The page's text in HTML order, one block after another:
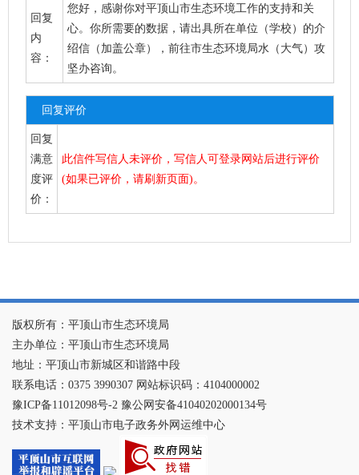
回复
内
容：
您好，感谢你对平顶山市生态环境工作的支持和关
心。你所需要的数据，请出具所在单位（学校）的介
绍信（加盖公章），前往市生态环境局水（大气）攻
坚办咨询。
回复评价
回复
满意
度评
价：
此信件写信人未评价，写信人可登录网站后进行评价
(如果已评价，请刷新页面)。
版权所有：平顶山市生态环境局
主办单位：平顶山市生态环境局
地址：平顶山市新城区和谐路中段
联系电话：0375 3990307 网站标识码：4104000002
豫ICP备11012098号-2 豫公网安备41040202000134号
技术支持：平顶山市电子政务外网运维中心